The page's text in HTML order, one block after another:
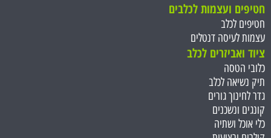
חטיפים ועצמות לכלבים
חטיפים לכלב
עצמות לעיסה דנטלים
ציוד ואביזרים לכלב
כלובי הטסה
תיק נשיאה לכלב
גדר לחינוך גורים
קונגים ונשכנים
כלי אוכל ושתיה